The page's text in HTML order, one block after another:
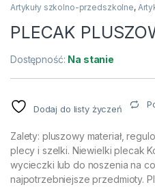
Artykuły szkolno-przedszkolne,
PLECAK
Dostępność: Na stanie
Dodaj do listy życzeń
Zalety: pluszowy materiał,
plecy i szelki. Niewielki plecak
wycieczki lub do noszenia na
najpotrzebniejsze przedmioty.